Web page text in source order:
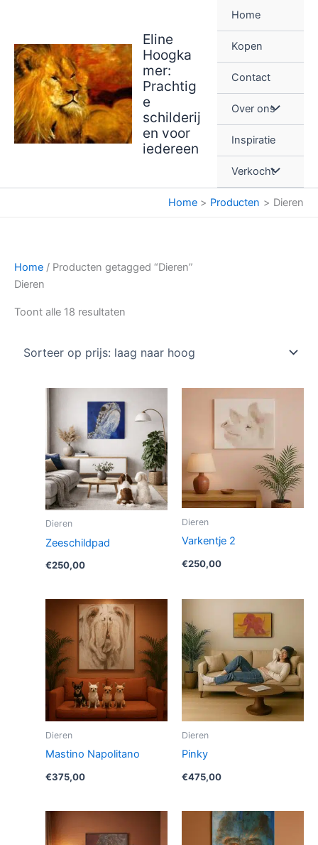
inhoud
Eline
Hoogka
mer:
Prachtig
e
schilderij
en voor
iedereen
Home
Kopen
Contact
Over ons
Inspiratie
Verkocht
Home Producten Dieren
Home / Producten getagged “Dieren”
Dieren
Toont alle 18 resultaten
laag
Dieren
Zeeschildpad
€250,00
Dieren
Varkentje 2
€250,00
Dieren
Mastino Napolitano
€375,00
Dieren
Pinky
€475,00